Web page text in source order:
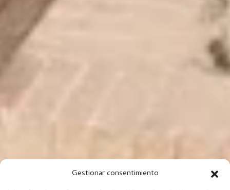
Gestionar consentimiento